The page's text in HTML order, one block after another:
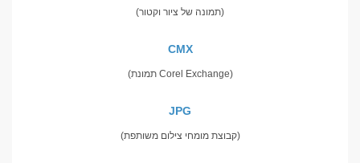
(תמונה של ציור וקטור)
CMX
(תמונת Corel Exchange)
JPG
(קבוצת מומחי צילום משותפת)